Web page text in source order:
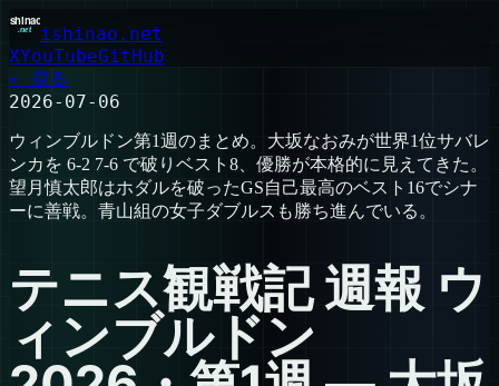
ishinao.net
XYouTubeGitHub
← 戻る
2026-07-06
ウィンブルドン第1週のまとめ。大坂なおみが世界1位サバレ
ンカを 6-2 7-6 で破りベスト8、優勝が本格的に見えてきた。
望月慎太郎はホダルを破ったGS自己最高のベスト16でシナ
ーに善戦。青山組の女子ダブルスも勝ち進んでいる。
テニス観戦記 週報 ウ
ィンブルドン